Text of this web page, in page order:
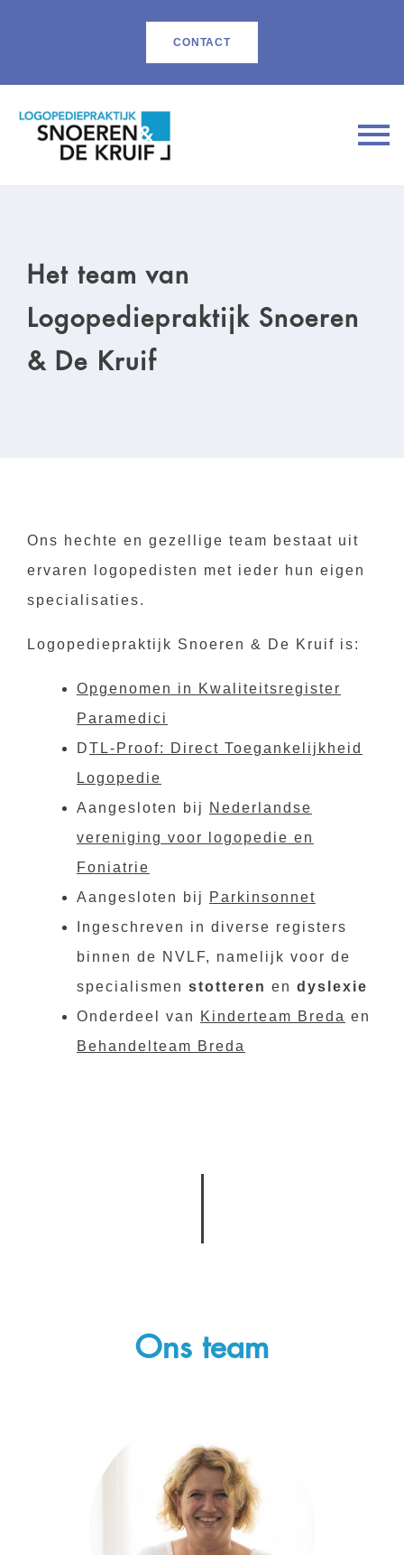
CONTACT
Het team van
Logopediepraktijk Snoeren
& De Kruif
Ons hechte en gezellige team bestaat uit
ervaren logopedisten met ieder hun eigen
specialisaties.
Logopediepraktijk Snoeren & De Kruif is:
Opgenomen in Kwaliteitsregister
Paramedici
DTL-Proof: Direct Toegankelijkheid
Logopedie
Aangesloten bij
Nederlandse
vereniging voor logopedie en
Foniatrie
Aangesloten bij
Parkinsonnet
Ingeschreven in diverse registers
binnen de NVLF, namelijk voor de
specialismen stotteren en dyslexie
Onderdeel van
Kinderteam Breda en
Behandelteam Breda
Ons team